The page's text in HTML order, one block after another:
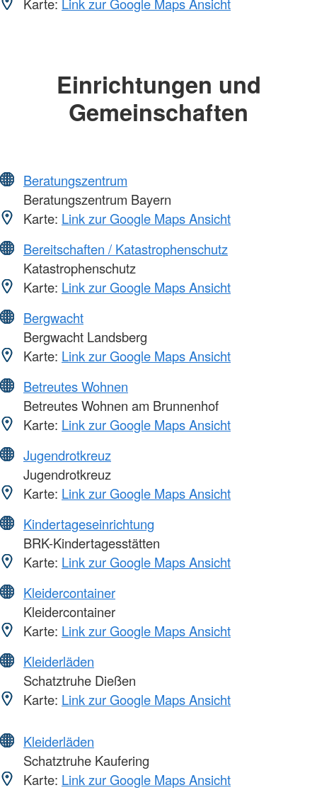
Einrichtungen und
Gemeinschaften
Beratungszentrum
Beratungszentrum Bayern
Karte: Link zur Google Maps Ansicht
Bereitschaften / Katastrophenschutz
Katastrophenschutz
Karte: Link zur Google Maps Ansicht
Bergwacht
Bergwacht Landsberg
Karte: Link zur Google Maps Ansicht
Betreutes Wohnen
Betreutes Wohnen am Brunnenhof
Karte: Link zur Google Maps Ansicht
Jugendrotkreuz
Jugendrotkreuz
Karte: Link zur Google Maps Ansicht
Kindertageseinrichtung
BRK-Kindertagesstätten
Karte: Link zur Google Maps Ansicht
Kleidercontainer
Kleidercontainer
Karte: Link zur Google Maps Ansicht
Kleiderläden
Schatztruhe Dießen
Karte: Link zur Google Maps Ansicht
Kleiderläden
Schatztruhe Kaufering
Karte: Link zur Google Maps Ansicht